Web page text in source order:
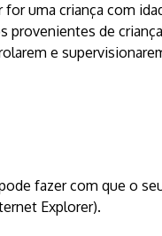
uma criança com
de
e
fazer com que o
Explorer).